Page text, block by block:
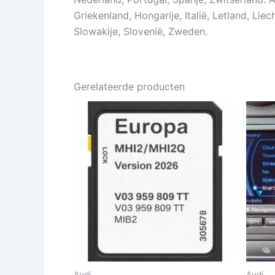
Griekenland, Hongarije, Italië, Letland,
Slowakije, Slovenië, Zweden.
Gerelateerde producten
€ 59,99
tot
€ 99,99
Dit
meerdere
kan
gekozen
worden